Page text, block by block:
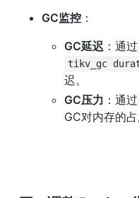
GC监控 ：
GC延迟 ：通过
tikv_gc
迟。
GC压力 ：通过
GC对内存的占